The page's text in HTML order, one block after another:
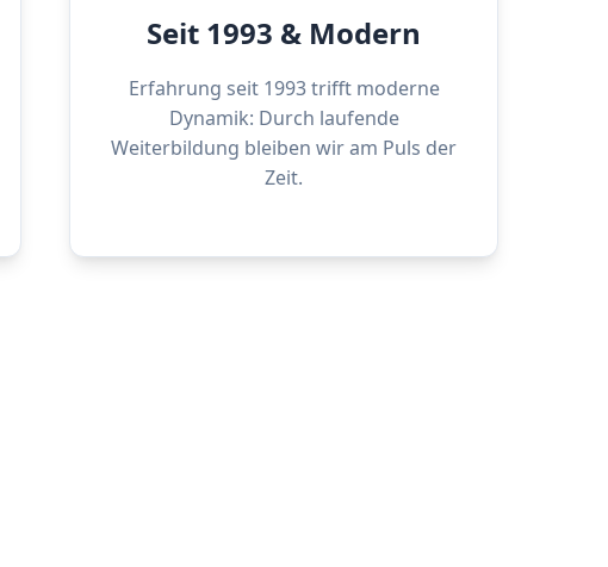
Seit 1993 & Modern
Erfahrung seit 1993 trifft moderne
Dynamik: Durch laufende
Weiterbildung bleiben wir am Puls der
Zeit.